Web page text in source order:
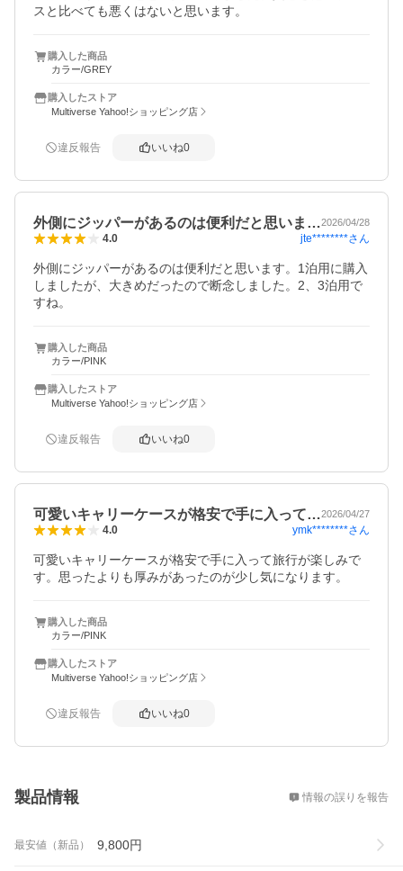
スと比べても悪くはないと思います。
購入した商品
カラー/GREY
購入したストア
Multiverse Yahoo!ショッピング店
違反報告 いいね0
外側にジッパーがあるのは便利だと思いま…2026/04/28
4.0 jte********さん
外側にジッパーがあるのは便利だと思います。1泊用に購入
しましたが、大きめだったので断念しました。2、3泊用で
すね。
購入した商品
カラー/PINK
購入したストア
Multiverse Yahoo!ショッピング店
違反報告 いいね0
可愛いキャリーケースが格安で手に入って…2026/04/27
4.0 ymk********さん
可愛いキャリーケースが格安で手に入って旅行が楽しみで
す。思ったよりも厚みがあったのが少し気になります。
購入した商品
カラー/PINK
購入したストア
Multiverse Yahoo!ショッピング店
違反報告 いいね0
製品情報 情報の誤りを報告
最安値（新品） 9,800円